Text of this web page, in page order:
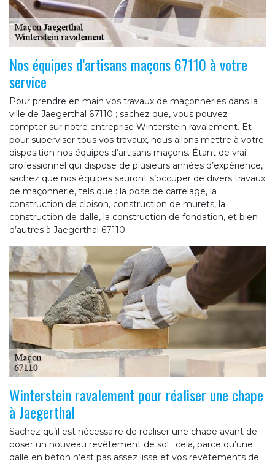
Nos équipes d’artisans maçons 67110 à votre
service
Pour prendre en main vos travaux de maçonneries dans la
ville de Jaegerthal 67110 ; sachez que, vous pouvez
compter sur notre entreprise Winterstein ravalement. Et
pour superviser tous vos travaux, nous allons mettre à votre
disposition nos équipes d’artisans maçons. Étant de vrai
professionnel qui dispose de plusieurs années d’expérience,
sachez que nos équipes sauront s’occuper de divers travaux
de maçonnerie, tels que : la pose de carrelage, la
construction de cloison, construction de murets, la
construction de dalle, la construction de fondation, et bien
d’autres à Jaegerthal 67110.
Winterstein ravalement pour réaliser une chape
à Jaegerthal
Sachez qu’il est nécessaire de réaliser une chape avant de
poser un nouveau revêtement de sol ; cela, parce qu’une
dalle en béton n’est pas assez lisse et vos revêtements de